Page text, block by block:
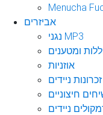
Menucha
אביזרים
נגני MP3
ומטענים
אוזניות
זכרונות ניידים
חיצוניים
ניידים